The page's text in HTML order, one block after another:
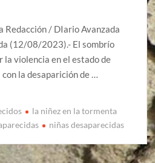
Redacción / DIario Avanzada
(12/08/2023).- El sombrío
la violencia en el estado de
la desaparición de …
la niñez en la tormenta
niñas desaparecidas